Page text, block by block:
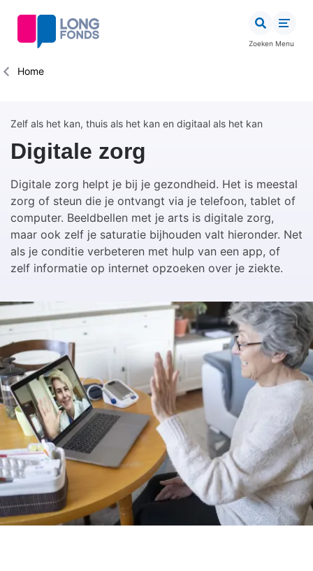
inhoud
Zoeken Menu
Kruimelpad
Home
Zelf als het kan, thuis als het kan en digitaal als het kan
Digitale zorg
Digitale zorg helpt je bij je gezondheid. Het is meestal
zorg of steun die je ontvangt via je telefoon, tablet of
computer. Beeldbellen met je arts is digitale zorg,
maar ook zelf je saturatie bijhouden valt hieronder. Net
als je conditie verbeteren met hulp van een app, of
zelf informatie op internet opzoeken over je ziekte.